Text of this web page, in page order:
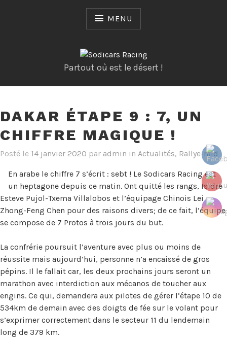
MENU
Partout où est le désert !
DAKAR ÉTAPE 9 : 7, UN
CHIFFRE MAGIQUE !
Posté le 14 janvier 2020 par admin in Actualités, Rallye-raid
En arabe le chiffre 7 s’écrit : sebt ! Le Sodicars Racing est
un heptagone depuis ce matin. Ont quitté les rangs, Isidre
Esteve Pujol-Txema Villalobos et l’équipage Chinois Lei
Zhong-Feng Chen pour des raisons divers; de ce fait, l’équipe
se compose de 7 Protos à trois jours du but.
La confrérie poursuit l’aventure avec plus ou moins de
réussite mais aujourd’hui, personne n’a encaissé de gros
pépins. Il le fallait car, les deux prochains jours seront un
marathon avec interdiction aux mécanos de toucher aux
engins. Ce qui, demandera aux pilotes de gérer l’étape 10 de
534km de demain avec des doigts de fée sur le volant pour
s’exprimer correctement dans le secteur 11 du lendemain
long de 379 km.